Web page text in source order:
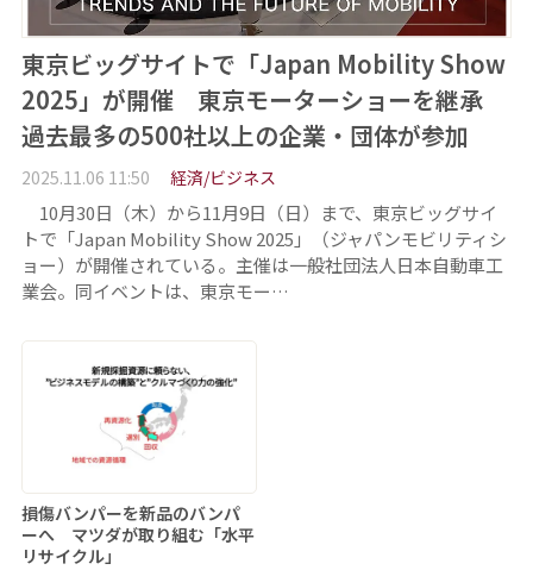
東京ビッグサイトで「Japan Mobility Show
2025」が開催 東京モーターショーを継承
過去最多の500社以上の企業・団体が参加
2025.11.06 11:50 経済/ビジネス
10月30日（木）から11月9日（日）まで、東京ビッグサイ
トで「Japan Mobility Show 2025」（ジャパンモビリティシ
ョー）が開催されている。主催は一般社団法人日本自動車工
業会。同イベントは、東京モー…
損傷バンパーを新品のバンパ
ーへ マツダが取り組む「水平
リサイクル」